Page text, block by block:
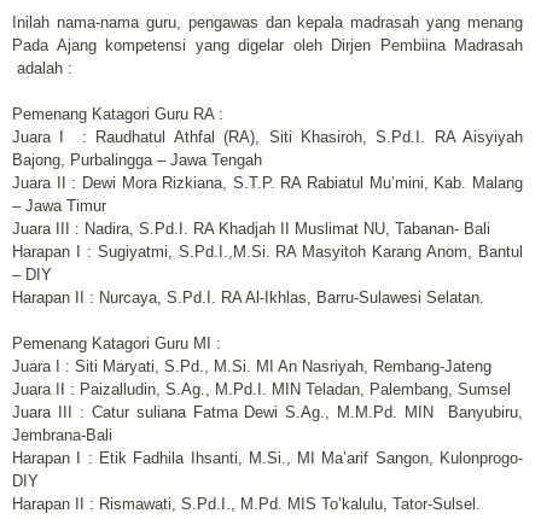
Inilah nama-nama guru, pengawas dan kepala madrasah yang menang
Pada Ajang kompetensi yang digelar oleh Dirjen Pembiina Madrasah
adalah :
Pemenang Katagori Guru RA :
Juara I : Raudhatul Athfal (RA), Siti Khasiroh, S.Pd.I. RA Aisyiyah
Bajong, Purbalingga – Jawa Tengah
Juara II : Dewi Mora Rizkiana, S.T.P. RA Rabiatul Mu’mini, Kab. Malang
– Jawa Timur
Juara III : Nadira, S.Pd.I. RA Khadjah II Muslimat NU, Tabanan- Bali
Harapan I : Sugiyatmi, S.Pd.I.,M.Si. RA Masyitoh Karang Anom, Bantul
– DIY
Harapan II : Nurcaya, S.Pd.I. RA Al-Ikhlas, Barru-Sulawesi Selatan.
Pemenang Katagori Guru MI :
Juara I : Siti Maryati, S.Pd., M.Si. MI An Nasriyah, Rembang-Jateng
Juara II : Paizalludin, S.Ag., M.Pd.I. MIN Teladan, Palembang, Sumsel
Juara III : Catur suliana Fatma Dewi S.Ag., M.M.Pd. MIN Banyubiru,
Jembrana-Bali
Harapan I : Etik Fadhila Ihsanti, M.Si., MI Ma’arif Sangon, Kulonprogo-
DIY
Harapan II : Rismawati, S.Pd.I., M.Pd. MIS To’kalulu, Tator-Sulsel.